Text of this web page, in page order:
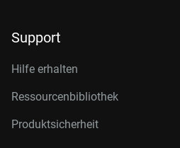
Support
Hilfe erhalten
Ressourcenbibliothek
Produktsicherheit